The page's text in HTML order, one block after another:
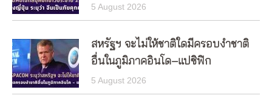
5 August 2026
สหรัฐฯ จะไม่ให้ชาติใดมีครอบงำชาติ
อื่นในภูมิภาคอินโด–แปซิฟิก
5 August 2026